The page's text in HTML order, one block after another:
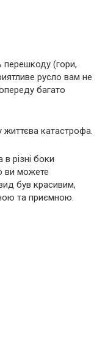
перешкоду (гори,
русло вам не
багато
катастрофа.
в різні боки
ви можете
був красивим,
та приємною.